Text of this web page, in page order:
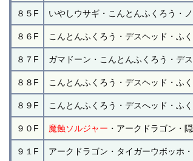
８５F いやしウサギ・こんとんふくろう・
８６F こんとんふくろう・デスヘッド・ふ
８７F ガマドーン・こんとんふくろう・デ
８８F こんとんふくろう・デスヘッド・ふ
８９F こんとんふくろう・デスへッド・ふ
９０F 魔蝕ソルジャー ・アークドラゴン・
９１F アークドラゴン・タイガーウボッホ